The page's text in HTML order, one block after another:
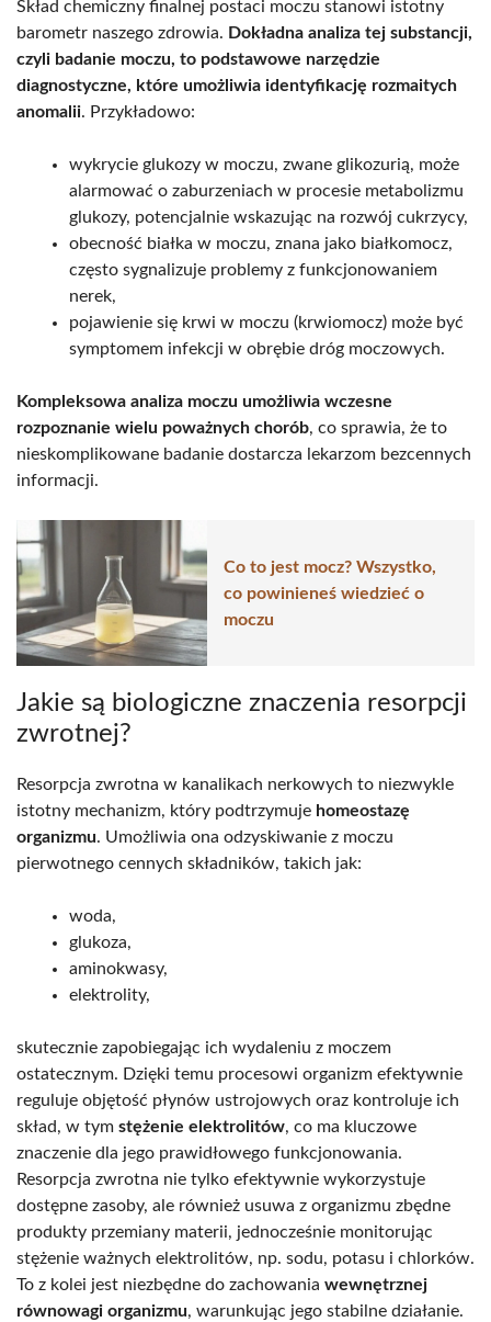
Skład chemiczny finalnej postaci moczu stanowi istotny
barometr naszego zdrowia. Dokładna analiza tej substancji,
czyli badanie moczu, to podstawowe narzędzie
diagnostyczne, które umożliwia identyfikację rozmaitych
anomalii. Przykładowo:
wykrycie glukozy w moczu, zwane glikozurią, może
alarmować o zaburzeniach w procesie metabolizmu
glukozy, potencjalnie wskazując na rozwój cukrzycy,
obecność białka w moczu, znana jako białkomocz,
często sygnalizuje problemy z funkcjonowaniem
nerek,
pojawienie się krwi w moczu (krwiomocz) może być
symptomem infekcji w obrębie dróg moczowych.
Kompleksowa analiza moczu umożliwia wczesne
rozpoznanie wielu poważnych chorób, co sprawia, że to
nieskomplikowane badanie dostarcza lekarzom bezcennych
informacji.
Co to jest mocz? Wszystko,
co powinieneś wiedzieć o
moczu
Jakie są biologiczne znaczenia resorpcji
zwrotnej?
Resorpcja zwrotna w kanalikach nerkowych to niezwykle
istotny mechanizm, który podtrzymuje homeostazę
organizmu. Umożliwia ona odzyskiwanie z moczu
pierwotnego cennych składników, takich jak:
woda,
glukoza,
aminokwasy,
elektrolity,
skutecznie zapobiegając ich wydaleniu z moczem
ostatecznym. Dzięki temu procesowi organizm efektywnie
reguluje objętość płynów ustrojowych oraz kontroluje ich
skład, w tym stężenie elektrolitów, co ma kluczowe
znaczenie dla jego prawidłowego funkcjonowania.
Resorpcja zwrotna nie tylko efektywnie wykorzystuje
dostępne zasoby, ale również usuwa z organizmu zbędne
produkty przemiany materii, jednocześnie monitorując
stężenie ważnych elektrolitów, np. sodu, potasu i chlorków.
To z kolei jest niezbędne do zachowania wewnętrznej
równowagi organizmu, warunkując jego stabilne działanie.